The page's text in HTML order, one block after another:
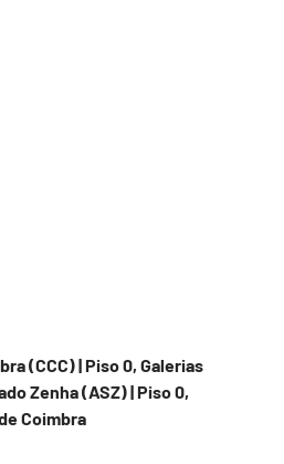
(CCC) | Piso 0, Galerias
Zenha (ASZ) | Piso 0,
Coimbra